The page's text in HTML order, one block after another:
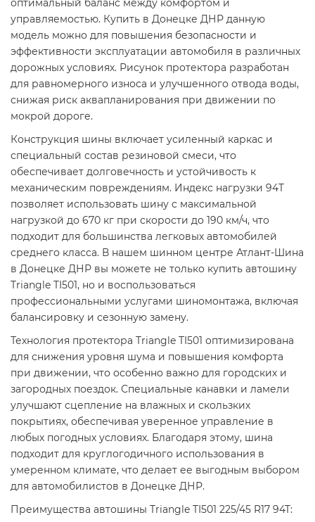
оптимальный баланс между комфортом и
управляемостью. Купить в Донецке ДНР данную
модель можно для повышения безопасности и
эффективности эксплуатации автомобиля в различных
дорожных условиях. Рисунок протектора разработан
для равномерного износа и улучшенного отвода воды,
снижая риск аквапланирования при движении по
мокрой дороге.
Конструкция шины включает усиленный каркас и
специальный состав резиновой смеси, что
обеспечивает долговечность и устойчивость к
механическим повреждениям. Индекс нагрузки 94T
позволяет использовать шину с максимальной
нагрузкой до 670 кг при скорости до 190 км/ч, что
подходит для большинства легковых автомобилей
среднего класса. В нашем шинном центре Атлант-Шина
в Донецке ДНР вы можете не только купить автошину
Triangle TI501, но и воспользоваться
профессиональными услугами шиномонтажа, включая
балансировку и сезонную замену.
Технология протектора Triangle TI501 оптимизирована
для снижения уровня шума и повышения комфорта
при движении, что особенно важно для городских и
загородных поездок. Специальные канавки и ламели
улучшают сцепление на влажных и скользких
покрытиях, обеспечивая уверенное управление в
любых погодных условиях. Благодаря этому, шина
подходит для круглогодичного использования в
умеренном климате, что делает ее выгодным выбором
для автомобилистов в Донецке ДНР.
Преимущества автошины Triangle TI501 225/45 R17 94T: